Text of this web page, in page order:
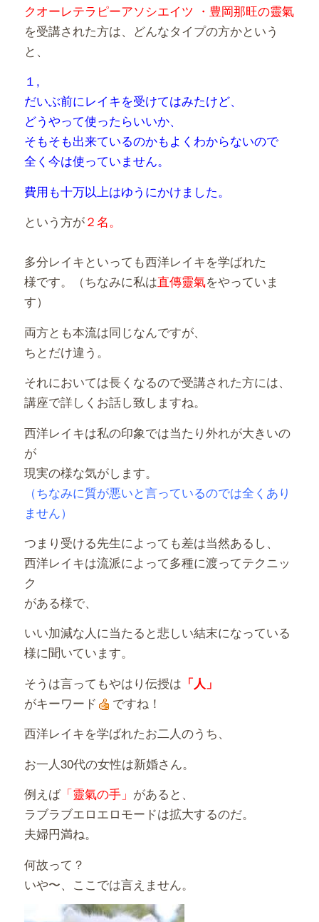
クオーレテラピーアソシエイツ ・ 豊岡那旺の靈氣
を受講された方は、どんなタイプの方かという
と、
１,
だいぶ前にレイキを受けてはみたけど、
どうやって使ったらいいか、
そもそも出来ているのかもよくわからないので
全く今は使っていません。
費用も十万以上はゆうにかけました。
という方が２名。
多分レイキといっても西洋レイキを学ばれた
様です。（ちなみに私は直傳靈氣をやっていま
す）
両方とも本流は同じなんですが、
ちとだけ違う。
それにおいては長くなるので受講された方には、
講座で詳しくお話し致しますね。
西洋レイキは私の印象では当たり外れが大きいの
が
現実の様な気がします。
（ちなみに質が悪いと言っているのでは全くあり
ません）
つまり受ける先生によっても差は当然あるし、
西洋レイキは流派によって多種に渡ってテクニッ
ク
がある様で、
いい加減な人に当たると悲しい結末になっている
様に聞いています。
そうは言ってもやはり伝授は 「人」
がキーワード
ですね！
西洋レイキを学ばれたお二人のうち、
お一人30代の女性は新婚さん。
例えば「靈氣の手」 があると、
ラブラブエロエロモードは拡大するのだ。
夫婦円満ね。
何故って？
いや〜、ここでは言えません。